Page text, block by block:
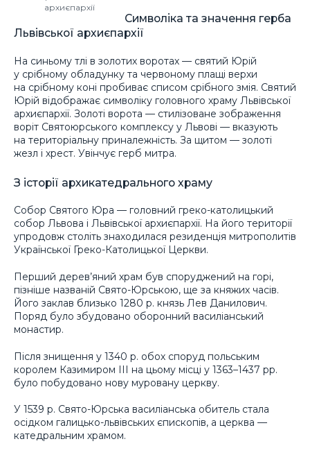
архиєпархії
Символіка та значення герба
Львівської архиєпархії
На синьому тлі в золотих воротах — святий Юрій
у срібному обладунку та червоному плащі верхи
на срібному коні пробиває списом срібного змія. Святий
Юрій відображає символіку головного храму Львівської
архиєпархії. Золоті ворота — стилізоване зображення
воріт Святоюрського комплексу у Львові — вказують
на територіальну приналежність. За щитом — золоті
жезл і хрест. Увінчує герб митра.
З історії архикатедрального храму
Собор Святого Юра — головний греко-католицький
собор Львова і Львівської архиєпархії. На його території
упродовж століть знаходилася резиденція митрополитів
Української Греко-Католицької Церкви.
Перший дерев’яний храм був споруджений на горі,
пізніше названій Свято-Юрською, ще за княжих часів.
Його заклав близько 1280 р. князь Лев Данилович.
Поряд було збудовано оборонний василіанський
монастир.
Після знищення у 1340 р. обох споруд польським
королем Казимиром ІІІ на цьому місці у 1363–1437 рр.
було побудовано нову муровану церкву.
У 1539 р. Свято-Юрська василіанська обитель стала
осідком галицько-львівських єпископів, а церква —
катедральним храмом.